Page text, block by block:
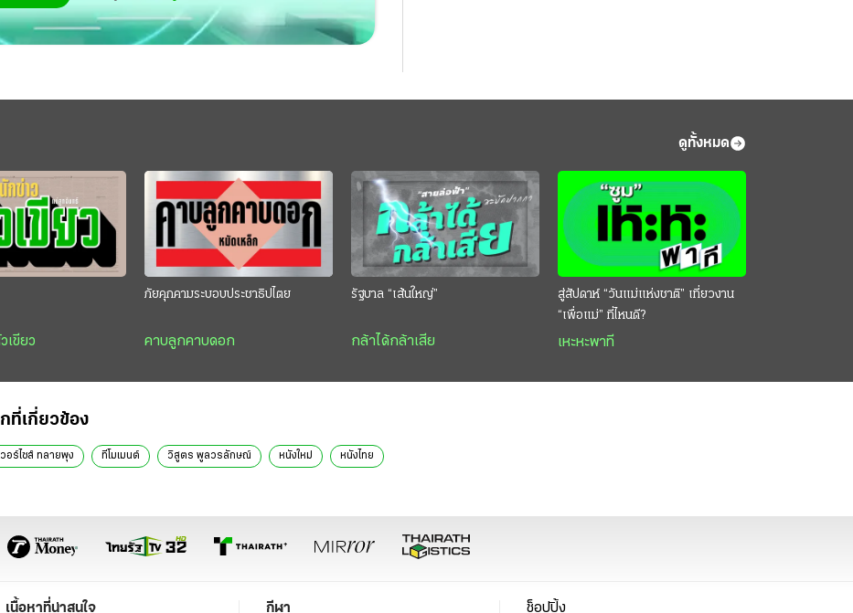
ดูทั้งหมด
เขียว
ภัยคุกคามระบอบประชาธิปไตย
คาบลูกคาบดอก
รัฐบาล “เส้นใหญ่”
กล้าได้กล้าเสีย
สู่สัปดาห์ “วันแม่แห่งชาติ” เที่ยวงาน
“เพื่อแม่” ที่ไหนดี?
เหะหะพาที
ที่เกี่ยวข้อง
วอร์ไซส์ ทลายพุง ทีโมเมนต์ วิสูตร พูลวรลักษณ์ หนังใหม่ หนังไทย
เนื้อหาที่น่าสนใจ กีฬา ช็อปปิ้ง